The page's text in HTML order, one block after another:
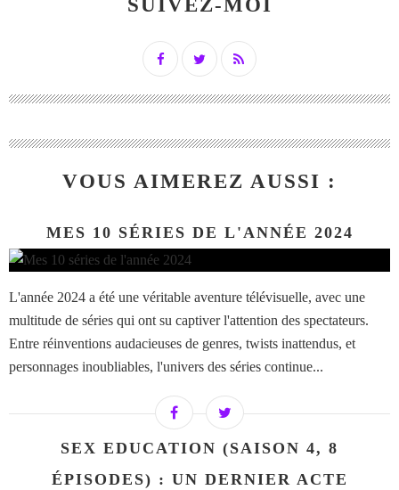
SUIVEZ-MOI
VOUS AIMEREZ AUSSI :
MES 10 SÉRIES DE L'ANNÉE 2024
L'année 2024 a été une véritable aventure télévisuelle, avec une
multitude de séries qui ont su captiver l'attention des spectateurs.
Entre réinventions audacieuses de genres, twists inattendus, et
personnages inoubliables, l'univers des séries continue...
SEX EDUCATION (SAISON 4, 8
ÉPISODES) : UN DERNIER ACTE